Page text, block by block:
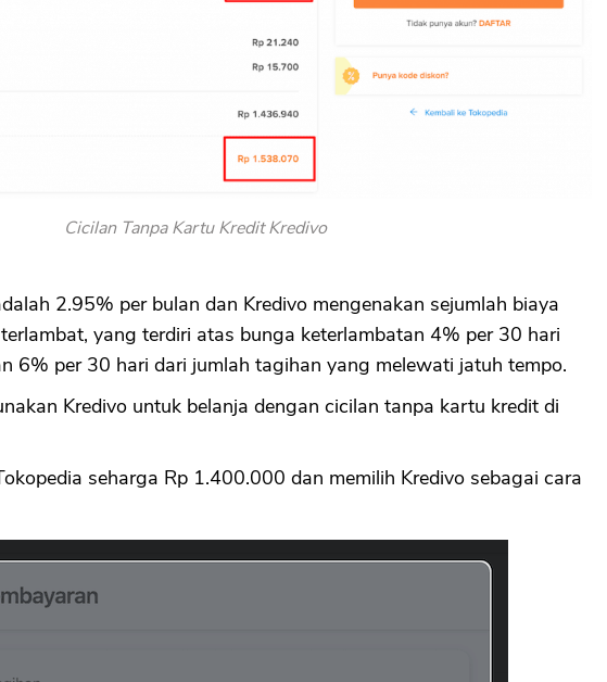
Cicilan Tanpa Kartu Kredit Kredivo
2.95% per bulan dan Kredivo mengenakan sejumlah biaya
yang terdiri atas bunga keterlambatan 4% per 30 hari
6% per 30 hari dari jumlah tagihan yang melewati jatuh tempo.
Kredivo untuk belanja dengan cicilan tanpa kartu kredit di
seharga Rp 1.400.000 dan memilih Kredivo sebagai cara